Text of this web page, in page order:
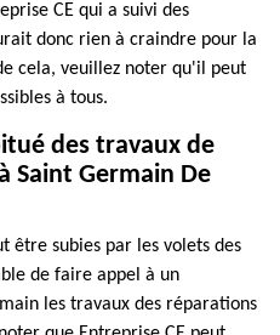
CE qui a suivi des
donc rien à craindre pour la
cela, veuillez noter qu'il peut
à tous.
des travaux de
Saint Germain De
être subies par les volets des
de faire appel à un
les travaux des réparations